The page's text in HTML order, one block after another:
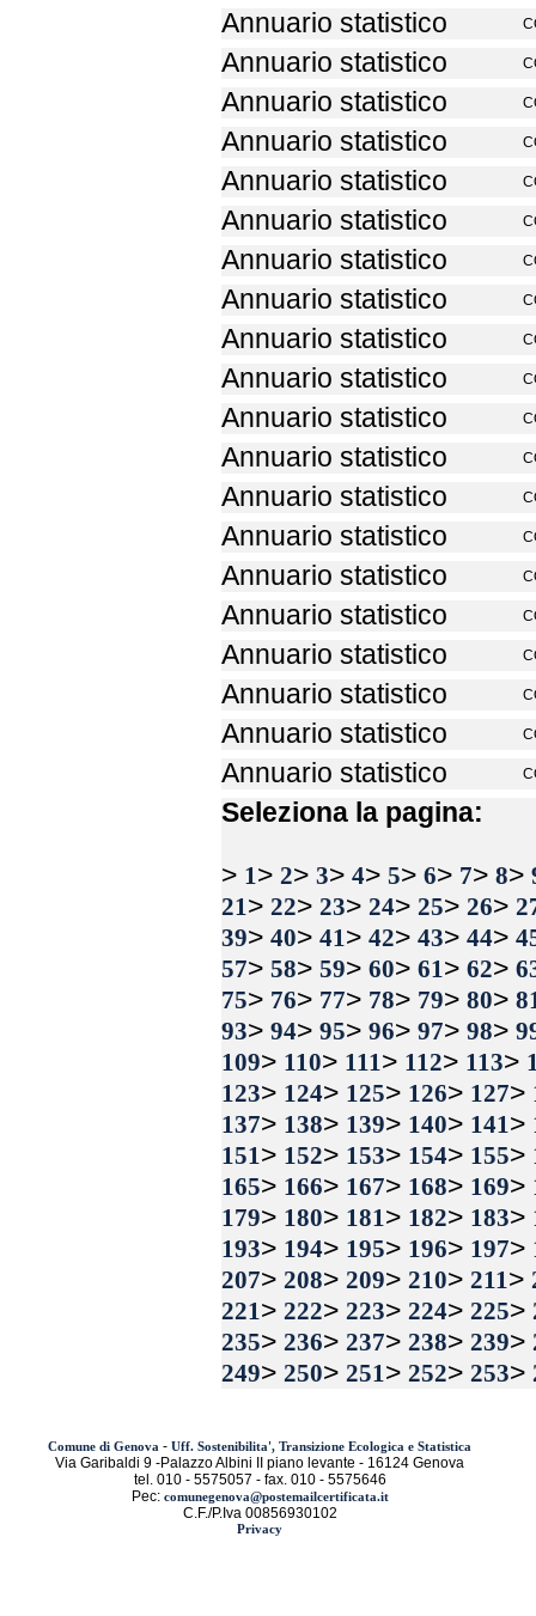
Annuario statistico
Annuario statistico
Annuario statistico
Annuario statistico
Annuario statistico
Annuario statistico
Annuario statistico
Annuario statistico
Annuario statistico
Annuario statistico
Annuario statistico
Annuario statistico
Annuario statistico
Annuario statistico
Annuario statistico
Annuario statistico
Annuario statistico
Annuario statistico
Annuario statistico
Annuario statistico
Seleziona la pagina:
> 1 > 2> 3> 4> 5> 6> 7> 8>
21 > 22> 23> 24> 25> 26>
39> 40> 41 > 42> 43> 44>
57> 58> 59> 60> 61 > 62>
75> 76> 77> 78> 79> 80>
93> 94> 95> 96> 97> 98>
109> 110> 111 > 112> 113>
123> 124> 125> 126> 127>
137> 138> 139> 140> 141 >
151 > 152> 153> 154> 155>
165> 166> 167> 168> 169>
179> 180> 181 > 182> 183>
193> 194> 195> 196> 197>
207> 208> 209> 210> 211 >
221 > 222> 223> 224> 225>
235> 236> 237> 238> 239>
249> 250> 251 > 252> 253>
Comune di Genova - Uff. Sostenibilita', Transizione Ecologica e Statistica
Via Garibaldi 9 -Palazzo Albini II piano levante - 16124 Genova
tel. 010 - 5575057 - fax. 010 - 5575646
Pec: comunegenova@postemailcertificata.it
C.F./P.Iva 00856930102
Privacy